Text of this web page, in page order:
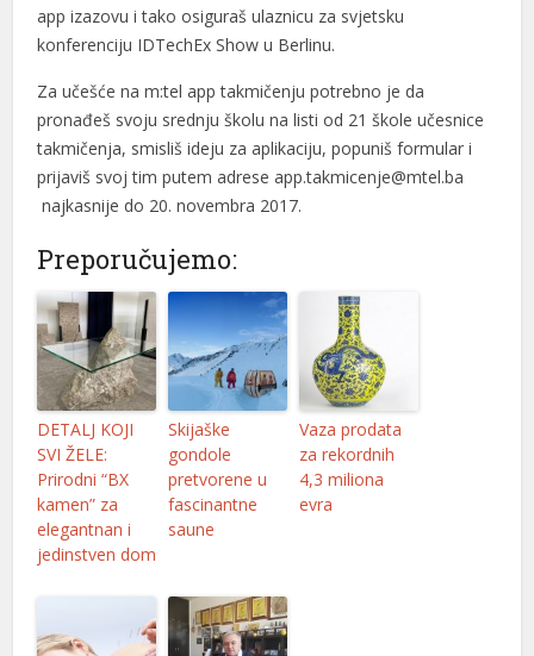
app izazovu i tako osiguraš ulaznicu za svjetsku
konferenciju IDTechEx Show u Berlinu.
Za učešće na m:tel app takmičenju potrebno je da
pronađeš svoju srednju školu na listi od 21 škole učesnice
takmičenja, smisliš ideju za aplikaciju, popuniš formular i
prijaviš svoj tim putem adreseapp.takmicenje@mtel.ba
najkasnije do 20. novembra 2017.
Preporučujemo:
DETALJ KOJI
SVI ŽELE:
Prirodni “BX
kamen” za
elegantnan i
jedinstven dom
Skijaške
gondole
pretvorene u
fascinantne
saune
Vaza prodata
za rekordnih
4,3 miliona
evra